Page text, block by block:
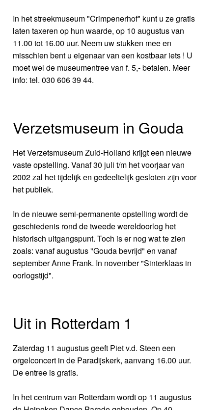
In het streekmuseum "Crimpenerhof" kunt u ze gratis
laten taxeren op hun waarde, op 10 augustus van
11.00 tot 16.00 uur. Neem uw stukken mee en
misschien bent u eigenaar van een kostbaar iets ! U
moet wel de museumentree van f. 5,- betalen. Meer
info: tel. 030 606 39 44.
Verzetsmuseum in Gouda
Het Verzetsmuseum Zuid-Holland krijgt een nieuwe
vaste opstelling. Vanaf 30 juli t/m het voorjaar van
2002 zal het tijdelijk en gedeeltelijk gesloten zijn voor
het publiek.
In de nieuwe semi-permanente opstelling wordt de
geschiedenis rond de tweede wereldoorlog het
historisch uitgangspunt. Toch is er nog wat te zien
zoals: vanaf augustus "Gouda bevrijd" en vanaf
september Anne Frank. In november "Sinterklaas in
oorlogstijd".
Uit in Rotterdam 1
Zaterdag 11 augustus geeft Piet v.d. Steen een
orgelconcert in de Paradijskerk, aanvang 16.00 uur.
De entree is gratis.
In het centrum van Rotterdam wordt op 11 augustus